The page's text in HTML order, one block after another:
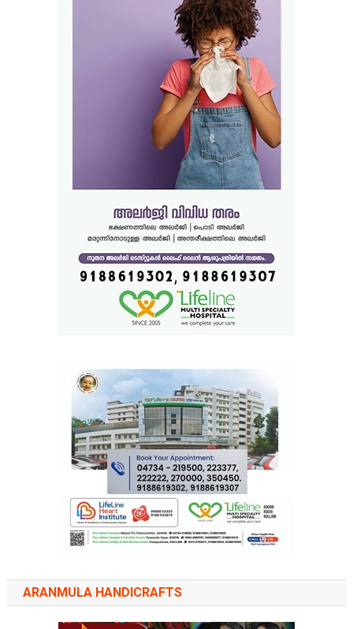
ARANMULA HANDICRAFTS